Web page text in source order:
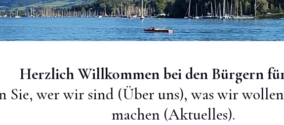
Herzlich Willkommen bei den Bürgern
Sie, wer wir sind (Über uns), was wir
machen (Aktuelles).